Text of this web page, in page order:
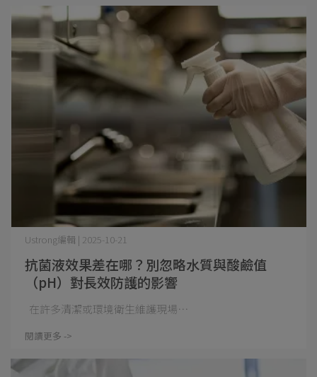
抗菌液效果差在哪？別忽略水質與酸鹼值
（pH）對長效防護的影響
Ustrong編輯 | 2025-10-21
在許多清潔或環境衛生維護現場⋯
閱讀更多 ->